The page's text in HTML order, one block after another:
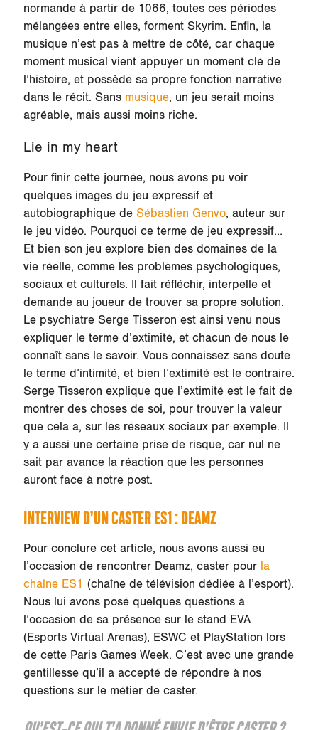
normande à partir de 1066, toutes ces périodes
mélangées entre elles, forment Skyrim. Enfin, la
musique n’est pas à mettre de côté, car chaque
moment musical vient appuyer un moment clé de
l’histoire, et possède sa propre fonction narrative
dans le récit. Sans musique, un jeu serait moins
agréable, mais aussi moins riche.
Lie in my heart
Pour finir cette journée, nous avons pu voir
quelques images du jeu expressif et
autobiographique de Sébastien Genvo, auteur sur
le jeu vidéo. Pourquoi ce terme de jeu expressif…
Et bien son jeu explore bien des domaines de la
vie réelle, comme les problèmes psychologiques,
sociaux et culturels. Il fait réfléchir, interpelle et
demande au joueur de trouver sa propre solution.
Le psychiatre Serge Tisseron est ainsi venu nous
expliquer le terme d’extimité, et chacun de nous le
connaît sans le savoir. Vous connaissez sans doute
le terme d’intimité, et bien l’extimité est le contraire.
Serge Tisseron explique que l’extimité est le fait de
montrer des choses de soi, pour trouver la valeur
que cela a, sur les réseaux sociaux par exemple. Il
y a aussi une certaine prise de risque, car nul ne
sait par avance la réaction que les personnes
auront face à notre post.
INTERVIEW D’UN CASTER ES1 : DEAMZ
Pour conclure cet article, nous avons aussi eu
l’occasion de rencontrer Deamz, caster pour la
chaîne ES1 (chaîne de télévision dédiée à l’esport).
Nous lui avons posé quelques questions à
l’occasion de sa présence sur le stand EVA
(Esports Virtual Arenas), ESWC et PlayStation lors
de cette Paris Games Week. C’est avec une grande
gentillesse qu’il a accepté de répondre à nos
questions sur le métier de caster.